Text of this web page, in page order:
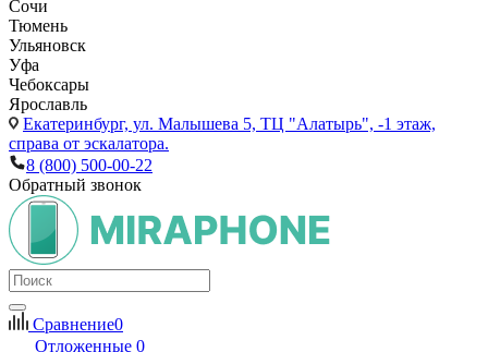
Сочи
Тюмень
Ульяновск
Уфа
Чебоксары
Ярославль
Екатеринбург, ул. Малышева 5, ТЦ "Алатырь", -1 этаж,
справа от эскалатора.
8 (800) 500-00-22
Обратный звонок
Сравнение0
Отложенные 0